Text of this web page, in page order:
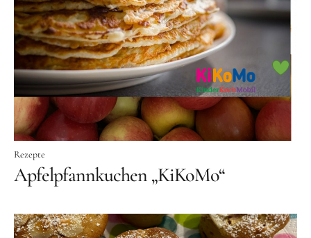
Rezepte
Apfelpfannkuchen „KiKoMo“